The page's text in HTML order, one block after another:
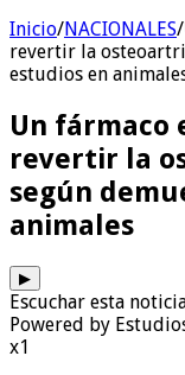
Inicio/NACIONALES/
revertir la
estudios en
Un fármaco
revertir la
según
animales
▶
Escuchar esta
Powered by
x1